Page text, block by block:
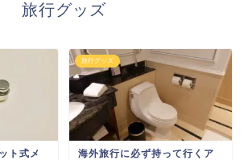
旅行グッズ
ト式メ
旅行グッズ
海外旅行に必ず持って行くア